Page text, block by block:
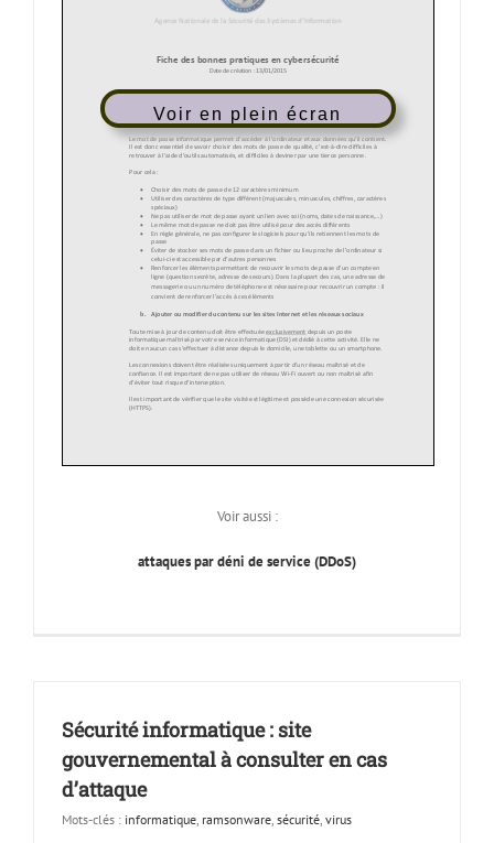
Voir en plein écran
Voir aussi :
attaques par déni de service (DDoS)
Sécurité informatique : site
gouvernemental à consulter en cas
d’attaque
Mots-clés : informatique, ramsonware, sécurité, virus